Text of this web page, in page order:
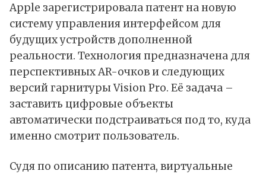
Apple зарегистрировала патент на новую
систему управления интерфейсом для
будущих устройств дополненной
реальности. Технология предназначена для
перспективных AR-очков и следующих
версий гарнитуры Vision Pro. Её задача –
заставить цифровые объекты
автоматически подстраиваться под то, куда
именно смотрит пользователь.
Судя по описанию патента, виртуальные